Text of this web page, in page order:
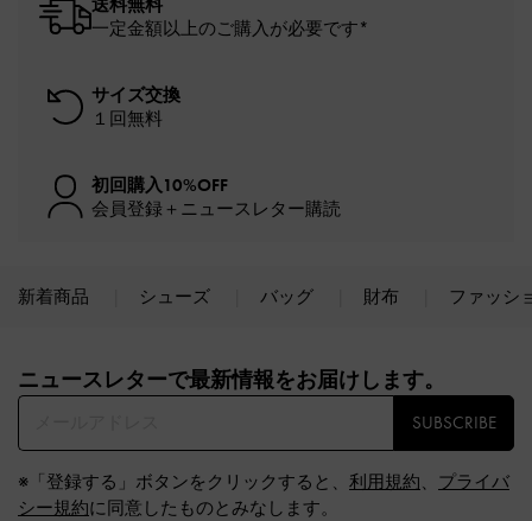
一定金額以上のご購入が必要です*
サイズ交換
１回無料
初回購入10%OFF
会員登録＋ニュースレター購読
新着商品 シューズ バッグ 財布 ファッシ
ニュースレターで最新情報をお届けします。​
SUBSCRIBE
※「登録する」ボタンをクリックすると、 利用規約、 プライバ
シー規約に同意したものとみなします。